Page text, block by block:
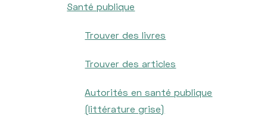
Santé publique
Trouver des livres
Trouver des articles
Autorités en santé publique
(littérature grise)